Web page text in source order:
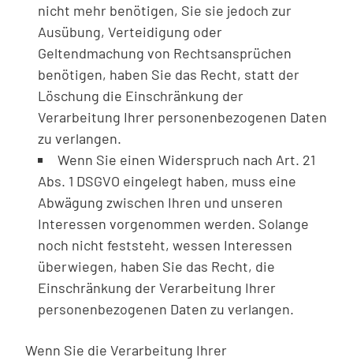
nicht mehr benötigen, Sie sie jedoch zur
Ausübung, Verteidigung oder
Geltendmachung von Rechtsansprüchen
benötigen, haben Sie das Recht, statt der
Löschung die Einschränkung der
Verarbeitung Ihrer personenbezogenen Daten
zu verlangen.
Wenn Sie einen Widerspruch nach Art. 21
Abs. 1 DSGVO eingelegt haben, muss eine
Abwägung zwischen Ihren und unseren
Interessen vorgenommen werden. Solange
noch nicht feststeht, wessen Interessen
überwiegen, haben Sie das Recht, die
Einschränkung der Verarbeitung Ihrer
personenbezogenen Daten zu verlangen.
Wenn Sie die Verarbeitung Ihrer